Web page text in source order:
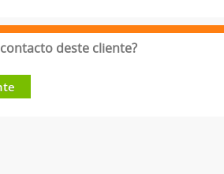
deste cliente?